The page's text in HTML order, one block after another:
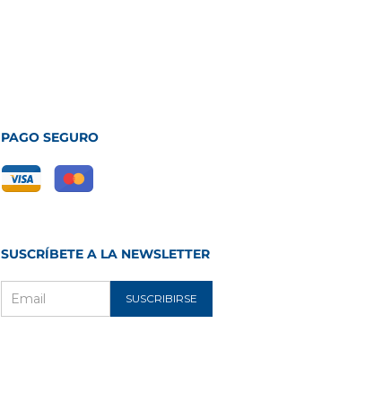
PAGO SEGURO
SUSCRÍBETE A LA NEWSLETTER
SUSCRIBIRSE